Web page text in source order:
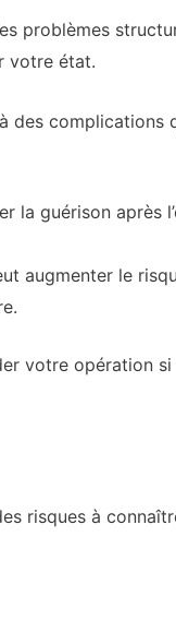
problèmes
votre état.
des complications
la guérison après
augmenter le
votre opération
risques à